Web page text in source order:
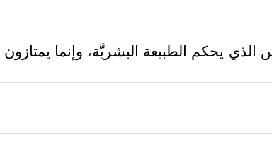
يحكم الطبيعة البشريَّة، وإنما يمتازون
بالقول والعمل والقدوة الصالحة